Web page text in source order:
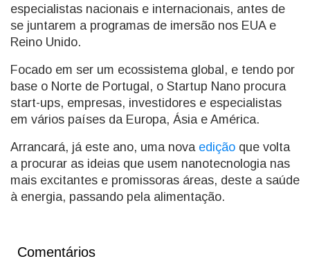
especialistas nacionais e internacionais, antes de
se juntarem a programas de imersão nos EUA e
Reino Unido.
Focado em ser um ecossistema global, e tendo por
base o Norte de Portugal, o Startup Nano procura
start-ups, empresas, investidores e especialistas
em vários países da Europa, Ásia e América.
Arrancará, já este ano, uma nova edição que volta
a procurar as ideias que usem nanotecnologia nas
mais excitantes e promissoras áreas, deste a saúde
à energia, passando pela alimentação.
Comentários